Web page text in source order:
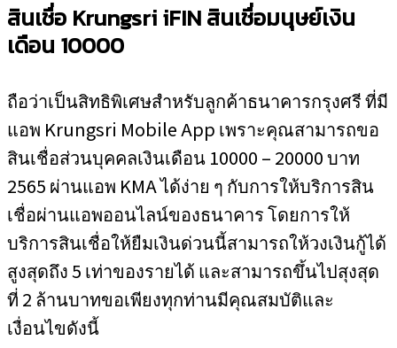
สินเชื่อ Krungsri iFIN สินเชื่อมนุษย์เงิน
เดือน 10000
ถือว่าเป็นสิทธิพิเศษสำหรับลูกค้าธนาคารกรุงศรี ที่มี
แอพ Krungsri Mobile App เพราะคุณสามารถขอ
สินเชื่อส่วนบุคคลเงินเดือน 10000 – 20000 บาท
2565 ผ่านแอพ KMA ได้ง่าย ๆ กับการให้บริการสิน
เชื่อผ่านแอพออนไลน์ของธนาคาร โดยการให้
บริการสินเชื่อให้ยืมเงินด่วนนี้สามารถให้วงเงินกู้ได้
สูงสุดถึง 5 เท่าของรายได้ และสามารถขึ้นไปสุงสุด
ที่ 2 ล้านบาทขอเพียงทุกท่านมีคุณสมบัติและ
เงื่อนไขดังนี้